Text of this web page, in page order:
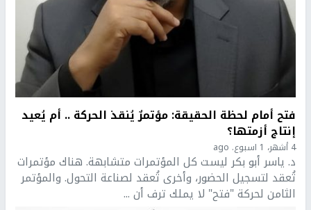
فتح أمام لحظة الحقيقة: مؤتمرٌ يُنقذ الحركة .. أم يُعيد
إنتاج أزمتها؟
4 أشهر، 1 اسبوع. ago
د. ياسر أبو بكر ليست كل المؤتمرات متشابهة. هناك مؤتمرات
تُعقد لتسجيل الحضور، وأخرى تُعقد لصناعة التحول. والمؤتمر
الثامن لحركة "فتح" لا يملك ترف أن ...